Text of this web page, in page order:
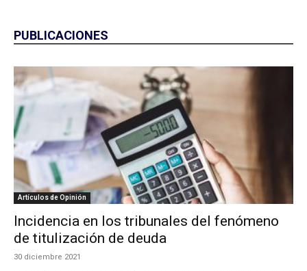
PUBLICACIONES
Artículos de Opinión
Incidencia en los tribunales del fenómeno
de titulización de deuda
30 diciembre 2021